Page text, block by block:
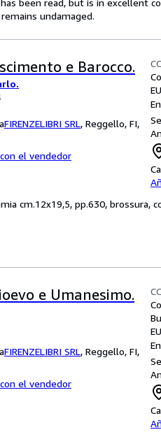
undamaged.
e Barocco.
FIRENZELIBRI SRL, Reggello, FI,
el vendedor
cm.12x19,5, pp.630, brossura,
e Umanesimo.
FIRENZELIBRI SRL, Reggello, FI,
el vendedor